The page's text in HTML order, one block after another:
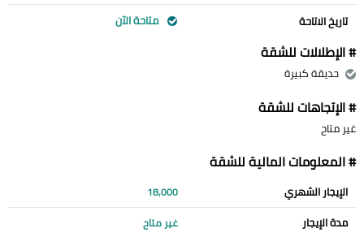
تاريخ الاتاحة متاحة الآن
# الإطلالات للشقة
حديقة كبيرة
# الإتجاهات للشقة
غير متاح
# المعلومات المالية للشقة
الإيجار الشهري 18,000
مدة الإيجار غير متاح